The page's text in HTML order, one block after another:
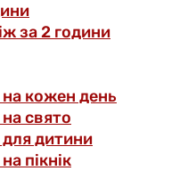
за 2 години
кожен день
свято
дитини
пікнік